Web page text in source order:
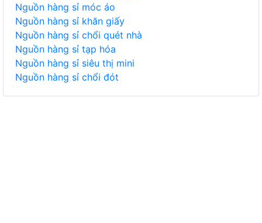
Nguồn hàng sỉ móc áo
Nguồn hàng sỉ khăn giấy
Nguồn hàng sỉ chổi quét nhà
Nguồn hàng sỉ tạp hóa
Nguồn hàng sỉ siêu thị mini
Nguồn hàng sỉ chổi đót